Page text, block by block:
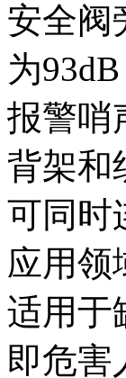
安全阀
为93dB
报警哨
背架和
可同时
应用领
适用于
即危害